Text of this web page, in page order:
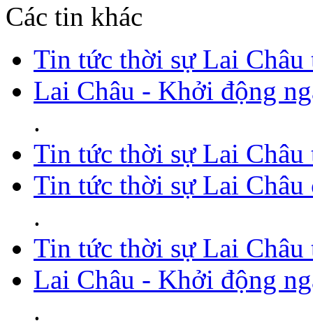
Các tin khác
Tin tức thời sự Lai Châu
Lai Châu - Khởi động
.
Tin tức thời sự Lai
Tin tức thời sự Lai Châu
.
Tin tức thời sự Lai Châu
Lai Châu - Khởi động
.